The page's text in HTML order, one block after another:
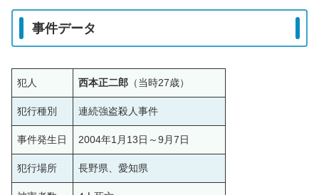
事件データ
犯人 西本正二郎 （当時27歳）
犯行種別 連続強盗殺人事件
事件発生日 2004年1月13日～9月7日
犯行場所 長野県、愛知県